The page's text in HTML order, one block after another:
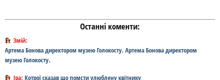
Останні коменти:
Змій:
Артема Бонова директором музею Голокосту. Артема Бонова директором
музею Голокосту.
Іра: Котрої сказав що помсти улюблену квітнику